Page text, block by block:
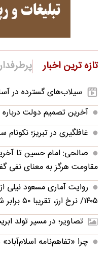
تازه ترین اخبار
سیلاب‌های گسترده در آسام هند؛ ۹۷
آخرین تصمیم دولت
غافلگیری در تبریز؛ نکونام
صالحی: امام حسین تا
مقاومت هرگز به معنای نفی
۱۴۰۵/ نرخ ارز، تقریبا ۵۰ برابر شده
تصاویر؛ در مسیر تولد
چرا «تفاهم‌نامه